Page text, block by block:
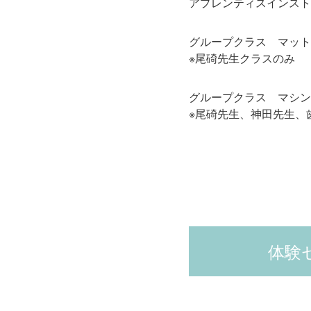
グループクラス マッ
※尾碕先生クラスのみ
グループクラス マシ
※尾碕先生、神田先生、
体験